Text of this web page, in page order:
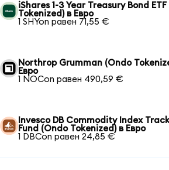
iShares 1-3 Year Treasury Bond
Tokenized) в Евро
1 SHYon равен 71,55 €
Northrop Grumman (Ondo
Евро
1 NOCon равен 490,59 €
Invesco DB Commodity Index
Fund (Ondo Tokenized) в Евро
1 DBCon равен 24,85 €